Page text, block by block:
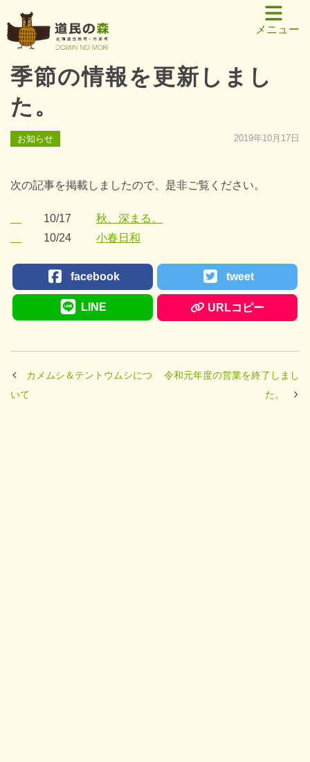
メニュー
季節の情報を更新しまし
た。
お知らせ 2019年10月17日
次の記事を掲載しましたので、是非ご覧ください。
10/17 秋、深まる。
10/24 小春日和
facebook tweet
LINE URLコピー
カメムシ＆テントウムシにつ
いて
令和元年度の営業を終了しまし
た。